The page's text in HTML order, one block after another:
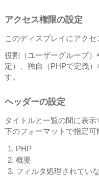
アクセス権限の設定
このディスプレイにアクセ
役割（ユーザーグループ
定）、独自（PHPで定義
す。
ヘッダーの設定
タイトルと一覧の間に表
下のフォーマットで指定可
PHP
概要
フィルタ処理されてい